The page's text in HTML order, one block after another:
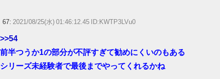
67: 2021/08/25(水) 01:46:12.45 ID:KWTP3LVu0
>>54
前半つうか1の部分が不評すぎて勧めにくいのもある
シリーズ未経験者で最後までやってくれるかね